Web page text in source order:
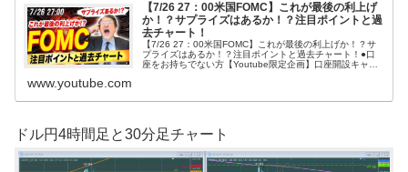
【7/26 27：00米国FOMC】これが最後の利上げ
か！？サプライズはあるか！？注目ポイントと過
去チャート！
【7/26 27：00米国FOMC】これが最後の利上げか！？サ
プライズはあるか！？注目ポイントと過去チャート！●口
座をお持ちでない方【Youtube限定企画】口座開設キャン
www.youtube.com
ドル円4時間足と30分足チャート